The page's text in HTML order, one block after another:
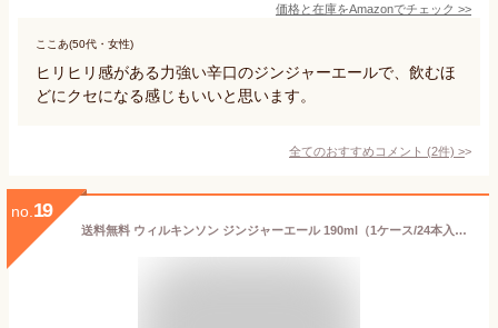
価格と在庫をAmazonでチェック >>
ここあ(50代・女性)
ヒリヒリ感がある力強い辛口のジンジャーエールで、飲むほ
どにクセになる感じもいいと思います。
全てのおすすめコメント (2件) >
no. 19
送料無料 ウィルキンソン ジンジャーエール 190ml（1ケース/24本入り） （北海道・沖縄＋890円）